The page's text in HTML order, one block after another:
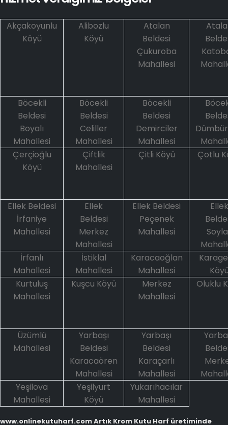
Akçakoyunlu
Köyü
Alibozlu
Köyü
Atalan
Beldesi
Çukuroba
Mahallesi
Böcekli
Beldesi
Boyalı
Mahallesi
Böcekli
Beldesi
Celiller
Mahallesi
Böcekli
Beldesi
Demirciler
Mahallesi
Çerçioğlu
Köyü
Çiftlik
Mahallesi
Çitli Köyü Çotlu
Ellek Beldesi
İrfaniye
Mahallesi
Ellek
Beldesi
Merkez
Mahallesi
Ellek Beldesi
Peçenek
Mahallesi
Ellek
İrfanlı
Mahallesi
İstiklal
Mahallesi
Karacaoğlan
Mahallesi
Kurtuluş
Mahallesi
Kuşcu Köyü
Merkez
Mahallesi
Oluklu
Üzümlü
Mahallesi
Yarbaşı
Beldesi
Karacaören
Mahallesi
Yarbaşı
Beldesi
Karaçarlı
Mahallesi
Yeşilova
Mahallesi
Yeşilyurt
Köyü
Yukarıhacılar
Mahallesi
www.onlinekutuharf.com Artık Krom Kutu Harf üretiminde